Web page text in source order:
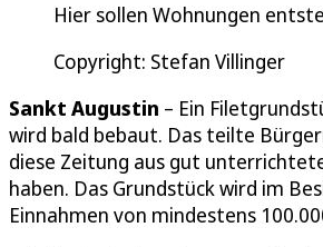
Hier sollen Wohnungen
Copyright: Stefan Villinger
Sankt Augustin – Ein
wird bald bebaut. Das teilte
diese Zeitung aus gut
haben. Das Grundstück wird im
Einnahmen von mindestens